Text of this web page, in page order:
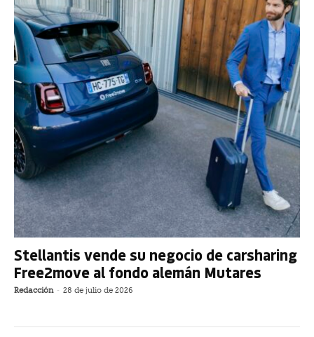
Stellantis vende su negocio de carsharing
Free2move al fondo alemán Mutares
Redacción - 28 de julio de 2026